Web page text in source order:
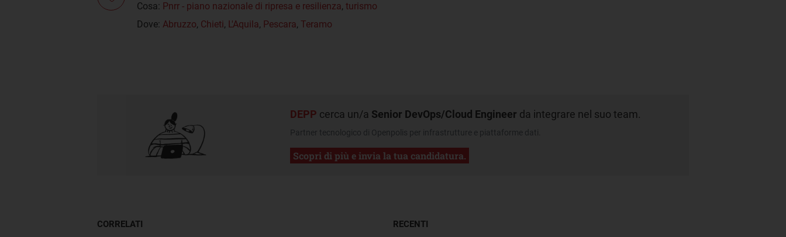
Cosa: Pnrr - piano nazionale di ripresa e resilienza, turismo
Dove: Abruzzo, Chieti, L'Aquila, Pescara, Teramo
DEPP cerca un/a Senior DevOps/Cloud Engineer da integrare nel suo team.
Partner tecnologico di Openpolis per infrastrutture e piattaforme dati.
Scopri di più e invia la tua candidatura.
CORRELATI RECENTI